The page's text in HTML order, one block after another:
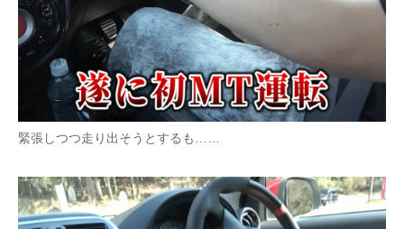
緊張しつつ走り出そうとするも……